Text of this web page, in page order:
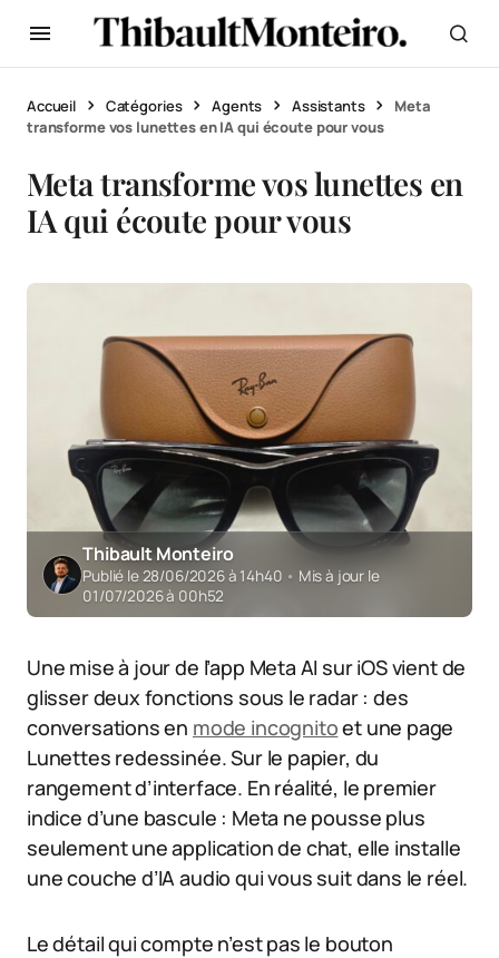
Accueil Catégories Agents Assistants
Meta
transforme vos lunettes en IA qui écoute pour vous
Meta transforme vos lunettes en
IA qui écoute pour vous
Thibault Monteiro
Publié le 28/06/2026 à 14h40 • Mis à jour le
01/07/2026 à 00h52
Une mise à jour de l’app Meta AI sur iOS vient de
glisser deux fonctions sous le radar : des
conversations en mode incognitoet une page
Lunettes redessinée. Sur le papier, du
rangement d’interface. En réalité, le premier
indice d’une bascule : Meta ne pousse plus
seulement une application de chat, elle installe
une couche d’IA audio qui vous suit dans le réel.
Le détail qui compte n’est pas le bouton